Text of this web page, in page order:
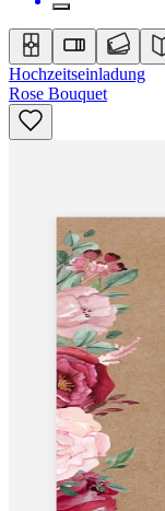
Hochzeitseinladung
Rose Bouquet